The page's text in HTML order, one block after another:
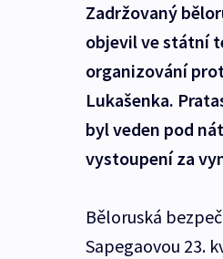
Zadržovaný
objevil ve státní
organizování
Lukašenka.
byl veden pod
vystoupení za
Běloruská
Sapegaovou 23.